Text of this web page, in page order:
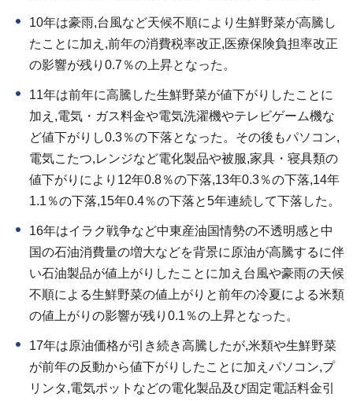
10年は豪雨,台風など天候不順により生鮮野菜が高騰し
たことに加え,前年の消費税率改正,医療保険負担率改正
の影響が残り0.7％の上昇となった。
11年は前年に高騰した生鮮野菜が値下がりしたことに
加え,電気・ガス料金や電気洗濯機やテレビゲーム機な
ど値下がりし0.3％の下落となった。その後もパソコン,
電気こたつ,レンジなど電化製品や被服,家具・寝具類の
値下がりにより12年0.8％の下落,13年0.3％の下落,14年
1.1％の下落,15年0.4％の下落と5年連続して下落した。
16年はイラク戦争など中東産油国情勢の不透明感と中
国の石油消費量の増大などを背景に原油が高騰するに伴
い石油製品が値上がりしたことに加え台風や豪雨の天候
不順による生鮮野菜の値上がりと前年の冷夏による米類
の値上がりの影響が残り0.1％の上昇となった。
17年は原油価格が引き続き高騰したが,米類や生鮮野菜
が前年の反動から値下がりしたことに加えパソコン,プ
リンタ,電気ポットなどの電化製品及び固定電話料金引